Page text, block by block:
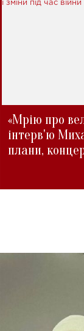
«Мрію про
інтерв'ю
плани,